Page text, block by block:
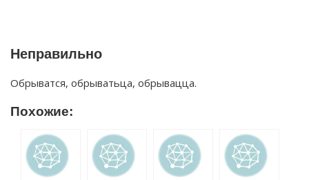
Неправильно
Обрыватся, обрыватьца, обрывацца.
Похожие: